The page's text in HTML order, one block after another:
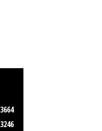
3664
3246